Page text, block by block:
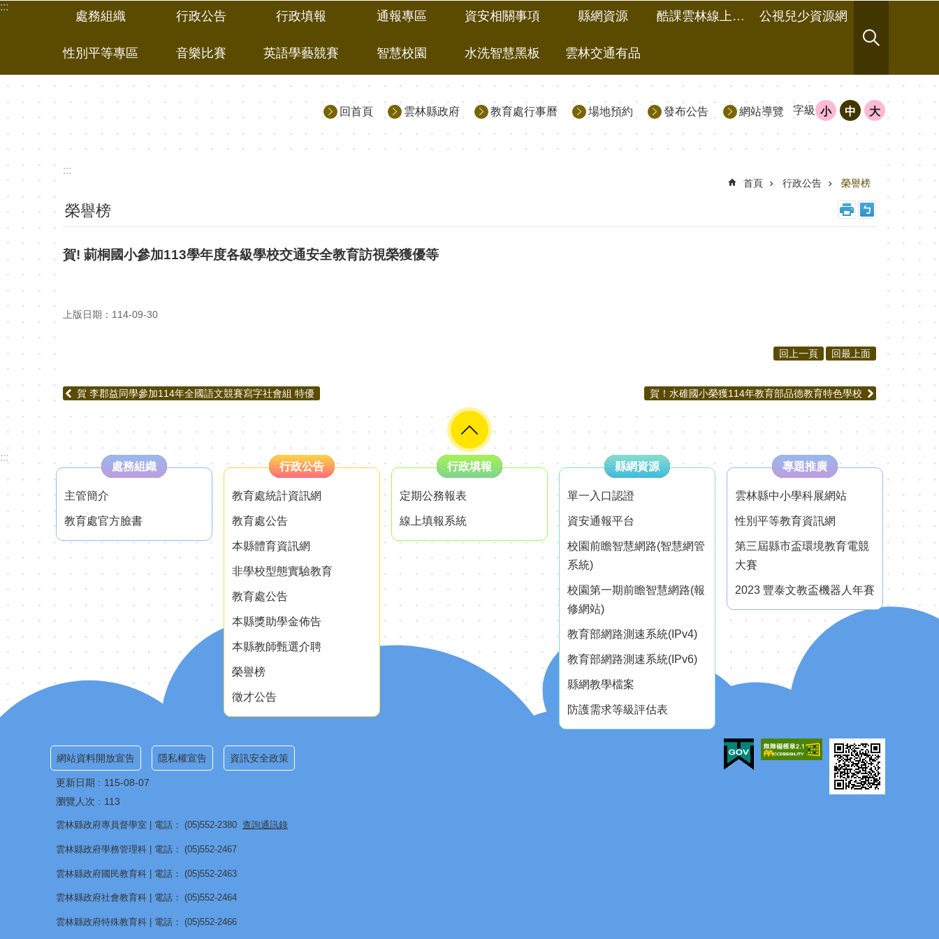
跳到主要內容區塊
:::
處務組織 行政公告 行政填報 通報專區 資安相關事項 縣網資源 酷課雲林線上教學成果分享平台 公視兒少資源網
性別平等專區 音樂比賽 英語學藝競賽 智慧校園 水洗智慧黑板 雲林交通有品
回首頁 雲林縣政府 教育處行事曆 場地預約 發布公告 網站導覽 字級 小 中 大
:::
首頁 行政公告 榮譽榜
榮譽榜
賀! 莿桐國小參加113學年度各級學校交通安全教育訪視榮獲優等
上版日期：114-09-30
回上一頁 回最上面
賀 李郡益同學參加114年全國語文競賽寫字社會組 特優 賀！水碓國小榮獲114年教育部品德教育特色學校
:::
處務組織
主管簡介
教育處官方臉書
行政公告
教育處統計資訊網
教育處公告
本縣體育資訊網
非學校型態實驗教育
教育處公告
本縣獎助學金佈告
本縣教師甄選介聘
榮譽榜
徵才公告
行政填報
定期公務報表
線上填報系統
縣網資源
單一入口認證
資安通報平台
校園前瞻智慧網路(智慧網管
系統)
校園第一期前瞻智慧網路(報
修網站)
教育部網路測速系統(IPv4)
教育部網路測速系統(IPv6)
縣網教學檔案
防護需求等級評估表
專題推廣
雲林縣中小學科展網站
性別平等教育資訊網
第三屆縣市盃環境教育電競
大賽
2023 豐泰文教盃機器人年賽
網站資料開放宣告 隱私權宣告 資訊安全政策
更新日期
115-08-07
瀏覽人次
113
雲林縣政府專員督學室 | 電話： (05)552-2380 查詢通訊錄
雲林縣政府學務管理科 | 電話： (05)552-2467
雲林縣政府國民教育科 | 電話： (05)552-2463
雲林縣政府社會教育科 | 電話： (05)552-2464
雲林縣政府特殊教育科 | 電話： (05)552-2466